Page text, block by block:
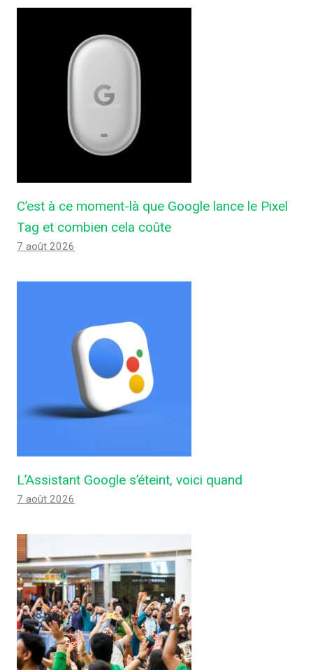
C’est à ce moment-là que Google lance le Pixel
Tag et combien cela coûte
7 août 2026
L’Assistant Google s’éteint, voici quand
7 août 2026